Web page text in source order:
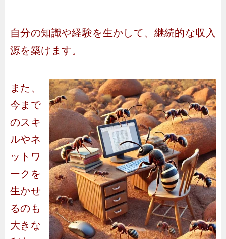
自分の知識や経験を生かして、継続的な収入
源を築けます。
また、
今まで
のスキ
ルやネ
ットワ
ークを
生かせ
るのも
大きな